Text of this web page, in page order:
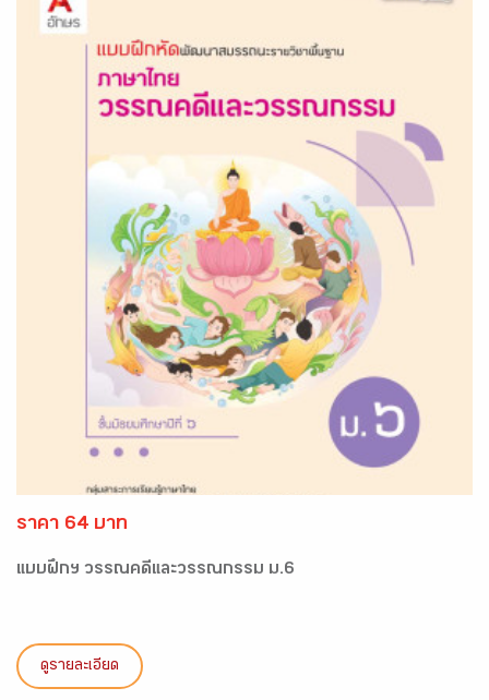
ราคา 64 บาท
แบบฝึกฯ วรรณคดีและวรรณกรรม ม.6
ดูรายละเอียด